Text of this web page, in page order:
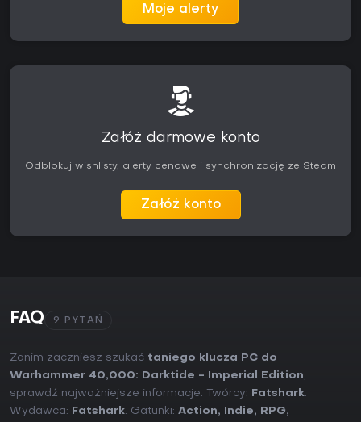
Moje alerty
Załóż darmowe konto
Odblokuj wishlisty, alerty cenowe i synchronizację ze Steam
Załóż konto
FAQ 9 PYTAŃ
Zanim zaczniesz szukać taniego klucza PC do
Warhammer 40,000: Darktide - Imperial Edition,
sprawdź najważniejsze informacje. Twórcy:
Fatshark.
Wydawca:
Fatshark. Gatunki: Action, Indie, RPG,